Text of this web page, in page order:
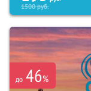
1500руб.
до 46%